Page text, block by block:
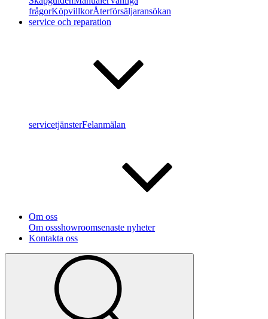
frågorKöpvillkorÅterförsäljaransökan
service och reparation
servicetjänsterFelanmälan
Om oss
Om ossshowroomsenaste nyheter
Kontakta oss